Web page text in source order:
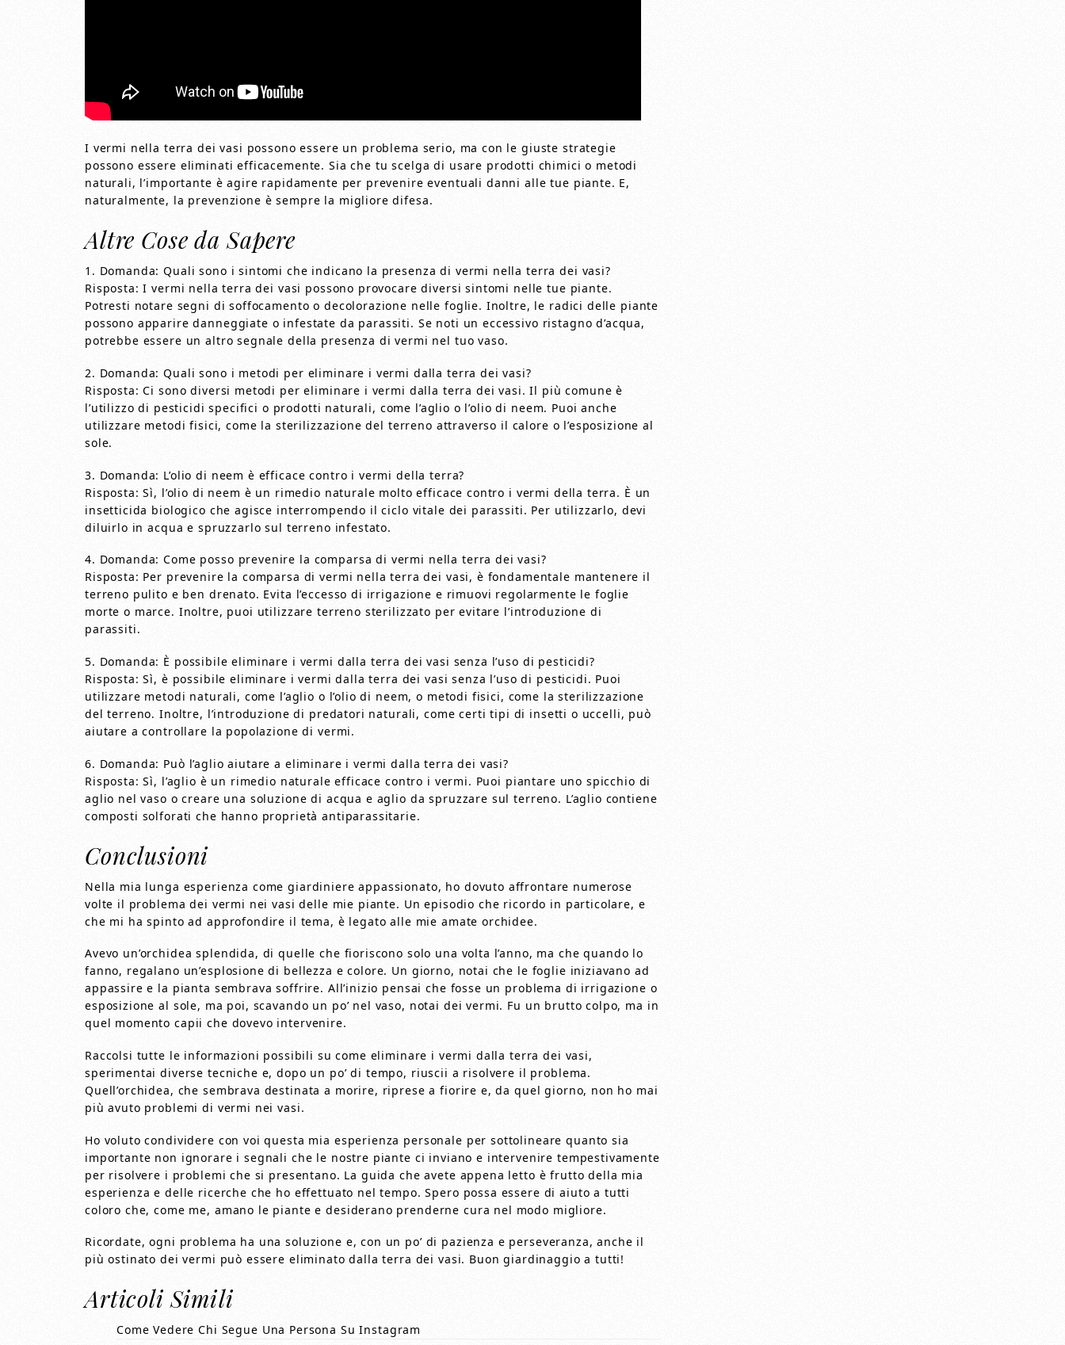
I vermi nella terra dei vasi possono essere un problema serio, ma con le giuste strategie
possono essere eliminati efficacemente. Sia che tu scelga di usare prodotti chimici o metodi
naturali, l’importante è agire rapidamente per prevenire eventuali danni alle tue piante. E,
naturalmente, la prevenzione è sempre la migliore difesa.
Altre Cose da Sapere
1. Domanda: Quali sono i sintomi che indicano la presenza di vermi nella terra dei vasi?
Risposta: I vermi nella terra dei vasi possono provocare diversi sintomi nelle tue piante.
Potresti notare segni di soffocamento o decolorazione nelle foglie. Inoltre, le radici delle piante
possono apparire danneggiate o infestate da parassiti. Se noti un eccessivo ristagno d’acqua,
potrebbe essere un altro segnale della presenza di vermi nel tuo vaso.
2. Domanda: Quali sono i metodi per eliminare i vermi dalla terra dei vasi?
Risposta: Ci sono diversi metodi per eliminare i vermi dalla terra dei vasi. Il più comune è
l’utilizzo di pesticidi specifici o prodotti naturali, come l’aglio o l’olio di neem. Puoi anche
utilizzare metodi fisici, come la sterilizzazione del terreno attraverso il calore o l’esposizione al
sole.
3. Domanda: L’olio di neem è efficace contro i vermi della terra?
Risposta: Sì, l’olio di neem è un rimedio naturale molto efficace contro i vermi della terra. È un
insetticida biologico che agisce interrompendo il ciclo vitale dei parassiti. Per utilizzarlo, devi
diluirlo in acqua e spruzzarlo sul terreno infestato.
4. Domanda: Come posso prevenire la comparsa di vermi nella terra dei vasi?
Risposta: Per prevenire la comparsa di vermi nella terra dei vasi, è fondamentale mantenere il
terreno pulito e ben drenato. Evita l’eccesso di irrigazione e rimuovi regolarmente le foglie
morte o marce. Inoltre, puoi utilizzare terreno sterilizzato per evitare l’introduzione di
parassiti.
5. Domanda: È possibile eliminare i vermi dalla terra dei vasi senza l’uso di pesticidi?
Risposta: Sì, è possibile eliminare i vermi dalla terra dei vasi senza l’uso di pesticidi. Puoi
utilizzare metodi naturali, come l’aglio o l’olio di neem, o metodi fisici, come la sterilizzazione
del terreno. Inoltre, l’introduzione di predatori naturali, come certi tipi di insetti o uccelli, può
aiutare a controllare la popolazione di vermi.
6. Domanda: Può l’aglio aiutare a eliminare i vermi dalla terra dei vasi?
Risposta: Sì, l’aglio è un rimedio naturale efficace contro i vermi. Puoi piantare uno spicchio di
aglio nel vaso o creare una soluzione di acqua e aglio da spruzzare sul terreno. L’aglio contiene
composti solforati che hanno proprietà antiparassitarie.
Conclusioni
Nella mia lunga esperienza come giardiniere appassionato, ho dovuto affrontare numerose
volte il problema dei vermi nei vasi delle mie piante. Un episodio che ricordo in particolare, e
che mi ha spinto ad approfondire il tema, è legato alle mie amate orchidee.
Avevo un’orchidea splendida, di quelle che fioriscono solo una volta l’anno, ma che quando lo
fanno, regalano un’esplosione di bellezza e colore. Un giorno, notai che le foglie iniziavano ad
appassire e la pianta sembrava soffrire. All’inizio pensai che fosse un problema di irrigazione o
esposizione al sole, ma poi, scavando un po’ nel vaso, notai dei vermi. Fu un brutto colpo, ma in
quel momento capii che dovevo intervenire.
Raccolsi tutte le informazioni possibili su come eliminare i vermi dalla terra dei vasi,
sperimentai diverse tecniche e, dopo un po’ di tempo, riuscii a risolvere il problema.
Quell’orchidea, che sembrava destinata a morire, riprese a fiorire e, da quel giorno, non ho mai
più avuto problemi di vermi nei vasi.
Ho voluto condividere con voi questa mia esperienza personale per sottolineare quanto sia
importante non ignorare i segnali che le nostre piante ci inviano e intervenire tempestivamente
per risolvere i problemi che si presentano. La guida che avete appena letto è frutto della mia
esperienza e delle ricerche che ho effettuato nel tempo. Spero possa essere di aiuto a tutti
coloro che, come me, amano le piante e desiderano prenderne cura nel modo migliore.
Ricordate, ogni problema ha una soluzione e, con un po’ di pazienza e perseveranza, anche il
più ostinato dei vermi può essere eliminato dalla terra dei vasi. Buon giardinaggio a tutti!
Articoli Simili
Come Vedere Chi Segue Una Persona Su Instagram